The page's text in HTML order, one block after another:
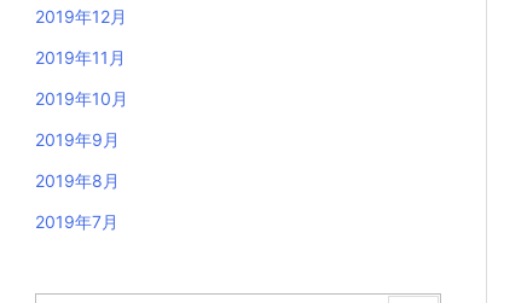
2019年12月
2019年11月
2019年10月
2019年9月
2019年8月
2019年7月